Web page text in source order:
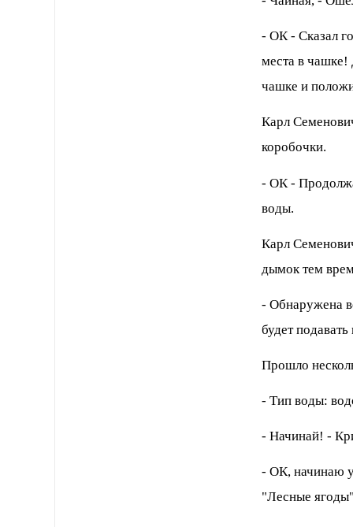
- ОК - Сказал
места в чашке!
чашке и
Каpл
коpобочки.
- ОК -
воды.
Каpл
дымок тем
- Обнаpужена
будет
Пpошло
- Тип воды:
- Hачинай! -
- ОК, начинаю
"Лесные